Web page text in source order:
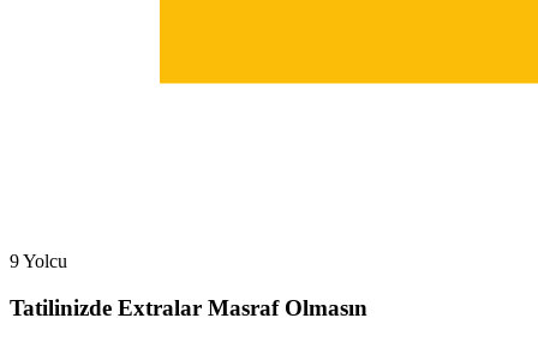
9 Yolcu
Tatilinizde Extralar Masraf Olmasın